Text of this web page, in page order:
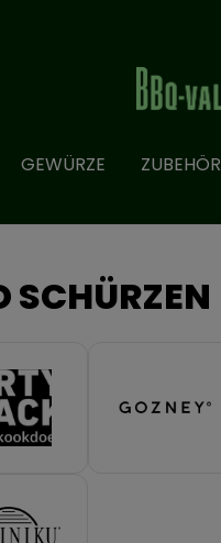
GEWÜRZE ZUBEHÖR
SCHÜRZEN